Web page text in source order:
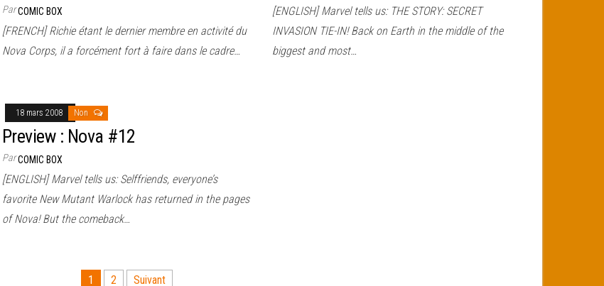
ParCOMIC BOX
[FRENCH] Richie étant le dernier membre en activité du
Nova Corps, il a forcément fort à faire dans le cadre…
[ENGLISH] Marvel tells us: THE STORY: SECRET
INVASION TIE-IN! Back on Earth in the middle of the
biggest and most…
18 mars 2008 Non
Preview : Nova #12
ParCOMIC BOX
[ENGLISH] Marvel tells us: Selffriends, everyone’s
favorite New Mutant Warlock has returned in the pages
of Nova! But the comeback…
1 2 Suivant